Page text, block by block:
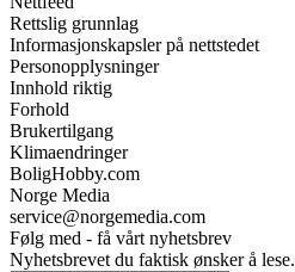
Rettslig grunnlag
Informasjonskapsler på nettstedet
Personopplysninger
Innhold riktig
Forhold
Brukertilgang
Klimaendringer
BoligHobby.com
Norge Media
service@norgemedia.com
Følg med - få vårt nyhetsbrev
Nyhetsbrevet du faktisk ønsker å lese.